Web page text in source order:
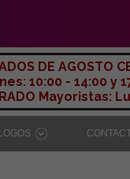
DE AGOSTO
10:00 - 14:00 y
Mayoristas: